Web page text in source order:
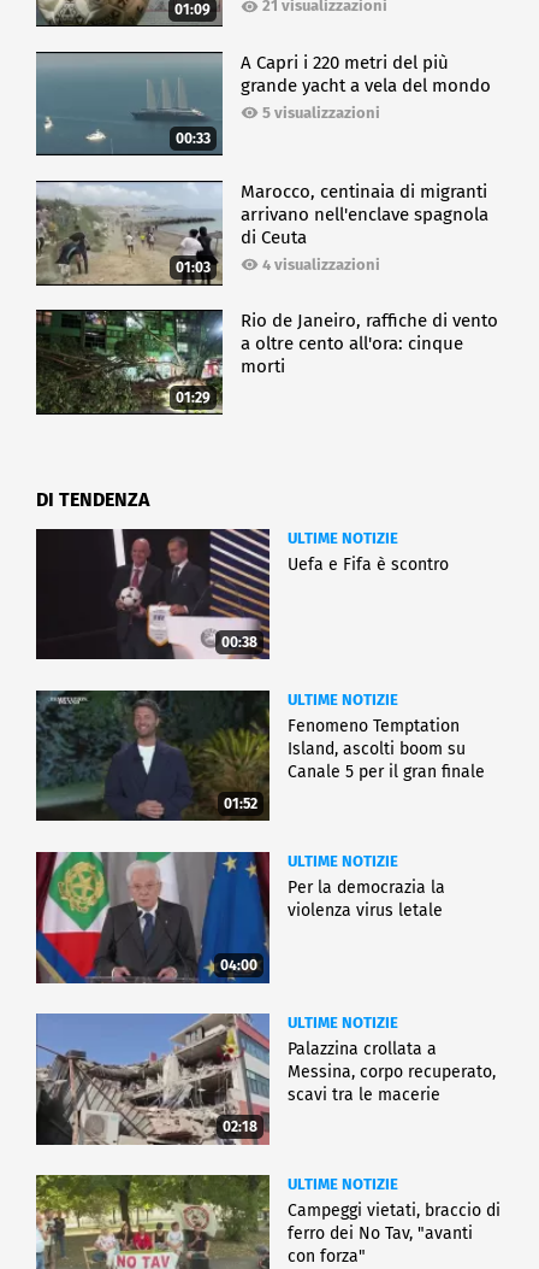
01:09 21 visualizzazioni
00:33
A Capri i 220 metri del più
grande yacht a vela del mondo
5 visualizzazioni
01:03
Marocco, centinaia di migranti
arrivano nell'enclave spagnola
di Ceuta
4 visualizzazioni
01:29
Rio de Janeiro, raffiche di vento
a oltre cento all'ora: cinque
morti
DI TENDENZA
00:38
ULTIME NOTIZIE
Uefa e Fifa è scontro
01:52
ULTIME NOTIZIE
Fenomeno Temptation
Island, ascolti boom su
Canale 5 per il gran finale
04:00
ULTIME NOTIZIE
Per la democrazia la
violenza virus letale
02:18
ULTIME NOTIZIE
Palazzina crollata a
Messina, corpo recuperato,
scavi tra le macerie
ULTIME NOTIZIE
Campeggi vietati, braccio di
ferro dei No Tav, "avanti
con forza"